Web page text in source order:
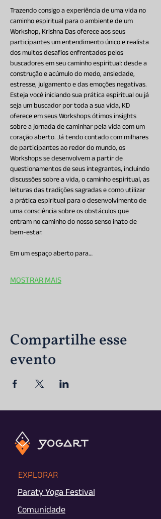
Trazendo consigo a experiência de uma vida no
caminho espiritual para o ambiente de um
Workshop, Krishna Das oferece aos seus
participantes um entendimento único e realista
dos muitos desafios enfrentados pelos
buscadores em seu caminho espiritual: desde a
construção e acúmulo do medo, ansiedade,
estresse, julgamento e das emoções negativas.
Esteja você iniciando sua prática espiritual ou já
seja um buscador por toda a sua vida, KD
oferece em seus Workshops ótimos insights
sobre a jornada de caminhar pela vida com um
coração aberto. Já tendo contado com milhares
de participantes ao redor do mundo, os
Workshops se desenvolvem a partir de
questionamentos de seus integrantes, incluindo
discussões sobre a vida, o caminho espiritual, as
leituras das tradições sagradas e como utilizar
a prática espiritual para o desenvolvimento de
uma consciência sobre os obstáculos que
entram no caminho do nosso senso inato de
bem-estar.
Em um espaço aberto para…
MOSTRAR MAIS
Compartilhe esse
evento
EXPLORAR
Paraty Yoga Festival
Comunidade